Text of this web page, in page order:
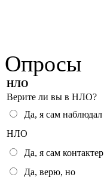
Опросы
НЛО
Верите ли вы в НЛО?
Да, я сам наблюдал
НЛО
Да, я сам контактер
Да, верю, но